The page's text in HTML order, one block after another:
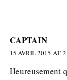
CAPTAIN
15 AVRIL 2015 AT
Heureusement